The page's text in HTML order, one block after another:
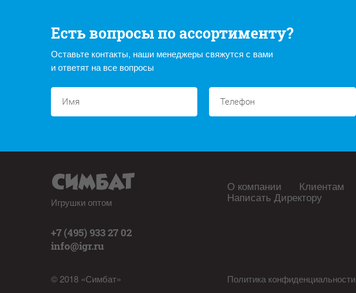
Есть вопросы по ассортименту?
Оставьте контакты, наши менеджеры свяжутся с вами
и ответят на все вопросы
Игрушки оптом
+7 (495) 933 27 02
info@igr.ru
© 2018 «Симбат»
О компании Клиентам
Написать Директору
Политика конфиденциальности